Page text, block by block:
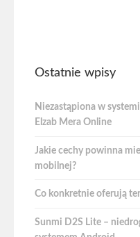
Ostatnie wpisy
Niezastąpiona w
Elzab Mera Online
Jakie cechy powinna
mobilnej?
Co konkretnie oferują
Sunmi D2S Lite –